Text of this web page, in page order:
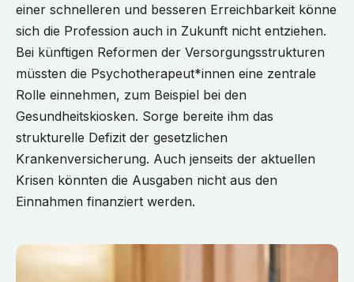
einer schnelleren und besseren Erreichbarkeit könne
sich die Profession auch in Zukunft nicht entziehen.
Bei künftigen Reformen der Versorgungsstrukturen
müssten die Psychotherapeut*innen eine zentrale
Rolle einnehmen, zum Beispiel bei den
Gesundheitskiosken. Sorge bereite ihm das
strukturelle Defizit der gesetzlichen
Krankenversicherung. Auch jenseits der aktuellen
Krisen könnten die Ausgaben nicht aus den
Einnahmen finanziert werden.